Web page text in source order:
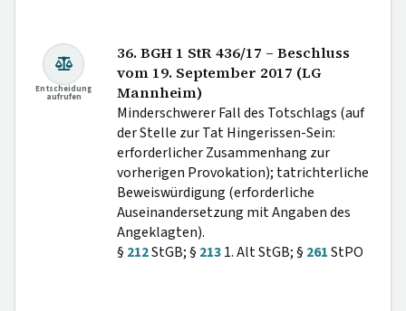
Entscheidung
aufrufen
36. BGH 1 StR 436/17 – Beschluss
vom 19. September 2017 (LG
Mannheim)
Minderschwerer Fall des Totschlags (auf
der Stelle zur Tat Hingerissen-Sein:
erforderlicher Zusammenhang zur
vorherigen Provokation); tatrichterliche
Beweiswürdigung (erforderliche
Auseinandersetzung mit Angaben des
Angeklagten).
§ 212StGB; § 2131. Alt StGB; § 261StPO